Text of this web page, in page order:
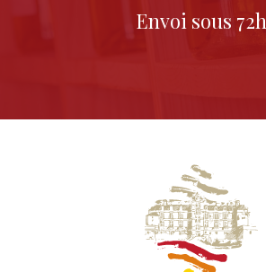
Envoi sous 72h